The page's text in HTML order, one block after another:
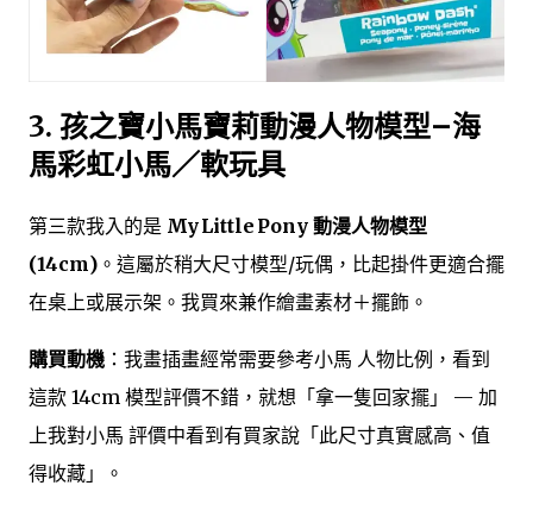
3. 孩之寶小馬寶莉動漫人物模型–海
馬彩虹小馬／軟玩具
第三款我入的是 My Little Pony 動漫人物模型
(14cm) 。這屬於稍大尺寸模型/玩偶，比起掛件更適合擺
在桌上或展示架。我買來兼作繪畫素材＋擺飾。
購買動機 ：我畫插畫經常需要參考小馬 人物比例，看到
這款 14cm 模型評價不錯，就想「拿一隻回家擺」 — 加
上我對小馬 評價中看到有買家說「此尺寸真實感高、值
得收藏」。